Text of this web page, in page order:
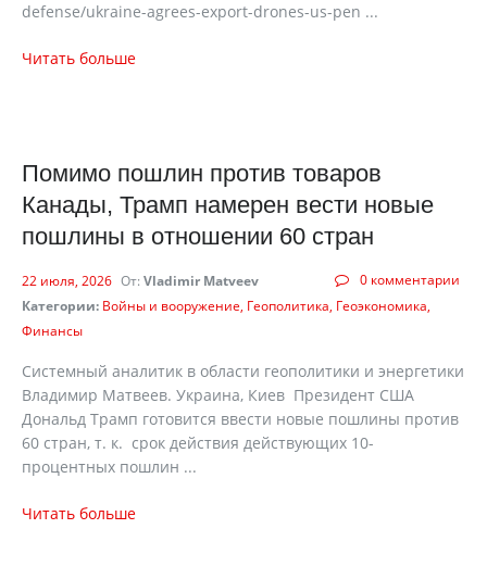
defense/ukraine-agrees-export-drones-us-pen ...
Читать больше
Помимо пошлин против товаров
Канады, Трамп намерен вести новые
пошлины в отношении 60 стран
0 комментарии
22 июля, 2026 От: Vladimir Matveev
Категории: Войны и вооружение Геополитика Геоэкономика
Финансы
Системный аналитик в области геополитики и энергетики
Владимир Матвеев. Украина, Киев Президент США
Дональд Трамп готовится ввести новые пошлины против
60 стран, т. к. срок действия действующих 10-
процентных пошлин ...
Читать больше